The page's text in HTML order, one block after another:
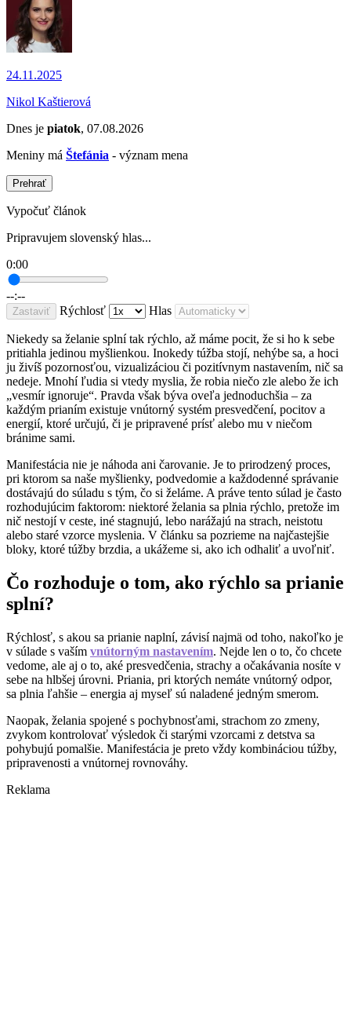
24.11.2025
Nikol Kaštierová
Dnes je piatok, 07.08.2026
Meniny má Štefánia - význam mena
Prehrať
Vypočuť článok
Pripravujem slovenský hlas...
0:00
--:--
Zastaviť Rýchlosť Hlas
Niekedy sa želanie splní tak rýchlo, až máme pocit, že si ho k sebe
pritiahla jedinou myšlienkou. Inokedy túžba stojí, nehýbe sa, a hoci
ju živíš pozornosťou, vizualizáciou či pozitívnym nastavením, nič sa
nedeje. Mnohí ľudia si vtedy myslia, že robia niečo zle alebo že ich
„vesmír ignoruje“. Pravda však býva oveľa jednoduchšia – za
každým prianím existuje vnútorný systém presvedčení, pocitov a
energií, ktoré určujú, či je pripravené prísť alebo mu v niečom
bránime sami.
Manifestácia nie je náhoda ani čarovanie. Je to prirodzený proces,
pri ktorom sa naše myšlienky, podvedomie a každodenné správanie
dostávajú do súladu s tým, čo si želáme. A práve tento súlad je často
rozhodujúcim faktorom: niektoré želania sa plnia rýchlo, pretože im
nič nestojí v ceste, iné stagnujú, lebo narážajú na strach, neistotu
alebo staré vzorce myslenia. V článku sa pozrieme na najčastejšie
bloky, ktoré túžby brzdia, a ukážeme si, ako ich odhaliť a uvoľniť.
Čo rozhoduje o tom, ako rýchlo sa prianie
splní?
Rýchlosť, s akou sa prianie naplní, závisí najmä od toho, nakoľko je
v súlade s vaším vnútorným nastavením. Nejde len o to, čo chcete
vedome, ale aj o to, aké presvedčenia, strachy a očakávania nosíte v
sebe na hlbšej úrovni. Priania, pri ktorých nemáte vnútorný odpor,
sa plnia ľahšie – energia aj myseľ sú naladené jedným smerom.
Naopak, želania spojené s pochybnosťami, strachom zo zmeny,
zvykom kontrolovať výsledok či starými vzorcami z detstva sa
pohybujú pomalšie. Manifestácia je preto vždy kombináciou túžby,
pripravenosti a vnútornej rovnováhy.
Reklama